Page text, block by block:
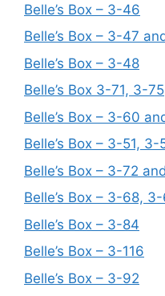
Belle’s Box – 3-46
Belle’s Box – 3-47
Belle’s Box – 3-48
Belle’s Box 3-71, 3-75
Belle’s Box – 3-60
Belle’s Box – 3-51,
Belle’s Box – 3-72
Belle’s Box – 3-68,
Belle’s Box – 3-84
Belle’s Box – 3-116
Belle’s Box – 3-92